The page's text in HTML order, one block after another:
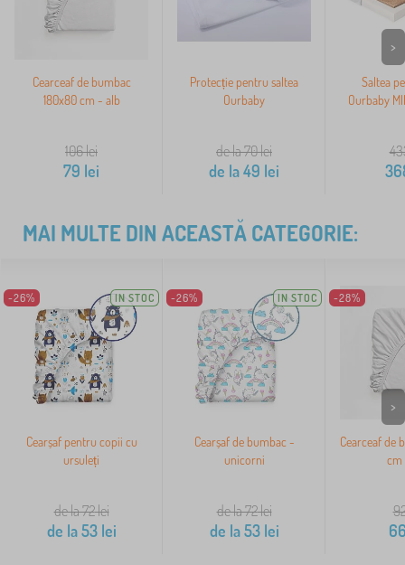
Cearceaf de bumbac
180x80 cm - alb
106lei
79 lei
Protecție pentru saltea
Ourbaby
de la 70lei
de la49 lei
Saltea
Ourbaby
>
MAI MULTE DIN ACEASTĂ CATEGORIE:
-26% IN STOC
Cearșaf pentru copii cu
ursuleți
de la 72lei
de la53lei
-26% IN STOC
Cearșaf de bumbac -
unicorni
de la 72lei
de la53lei
-28%
Cearceaf de
cm
>